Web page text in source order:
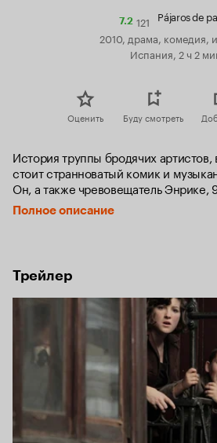
7.2Рейтинг
7.2
121 Pájaros de
2010, драма, комедия,
Испания, 2 ч 2
Оценить Буду смотреть
История труппы бродячих артистов,
стоит странноватый комик и
Он, а также чревовещатель Энрике,
Мигель, куплетистка Росио, юная
и другие их коллеги в голодное
присутствия духа и чувства юмора.
Полное описание
Трейлер